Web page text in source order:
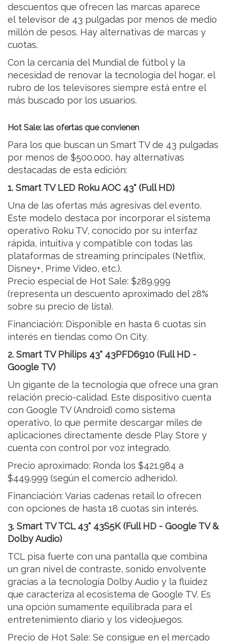
descuentos que ofrecen las marcas aparece
el televisor de 43 pulgadas por menos de medio
millón de pesos. Hay alternativas de marcas y
cuotas.
Con la cercanía del Mundial de fútbol y la
necesidad de renovar la tecnología del hogar, el
rubro de los televisores siempre está entre el
más buscado por los usuarios.
Hot Sale: las ofertas que convienen
Para los que buscan un Smart TV de 43 pulgadas
por menos de $500.000, hay alternativas
destacadas de esta edición:
1. Smart TV LED Roku AOC 43" (Full HD)
Una de las ofertas más agresivas del evento.
Este modelo destaca por incorporar el sistema
operativo Roku TV, conocido por su interfaz
rápida, intuitiva y compatible con todas las
plataformas de streaming principales (Netflix,
Disney+, Prime Video, etc.).
Precio especial de Hot Sale: $289.999
(representa un descuento aproximado del 28%
sobre su precio de lista).
Financiación: Disponible en hasta 6 cuotas sin
interés en tiendas como On City.
2. Smart TV Philips 43" 43PFD6910 (Full HD -
Google TV)
Un gigante de la tecnología que ofrece una gran
relación precio-calidad. Este dispositivo cuenta
con Google TV (Android) como sistema
operativo, lo que permite descargar miles de
aplicaciones directamente desde Play Store y
cuenta con control por voz integrado.
Precio aproximado: Ronda los $421.984 a
$449.999 (según el comercio adherido).
Financiación: Varias cadenas retail lo ofrecen
con opciones de hasta 18 cuotas sin interés.
3. Smart TV TCL 43" 43S5K (Full HD - Google TV &
Dolby Audio)
TCL pisa fuerte con una pantalla que combina
un gran nivel de contraste, sonido envolvente
gracias a la tecnología Dolby Audio y la fluidez
que caracteriza al ecosistema de Google TV. Es
una opción sumamente equilibrada para el
entretenimiento diario y los videojuegos.
Precio de Hot Sale: Se consigue en el mercado